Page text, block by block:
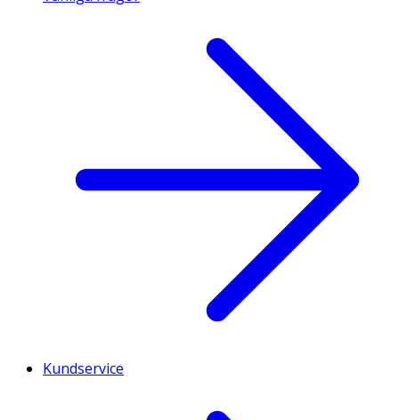
Kundservice